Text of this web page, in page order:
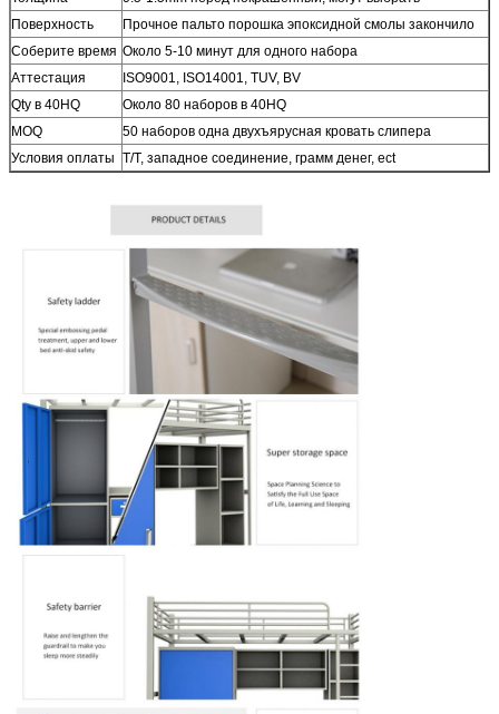
Поверхность
Прочное пальто порошка эпоксидной смолы закончило
Соберите время Около 5-10 минут для одного набора
Аттестация
ISO9001, ISO14001, TUV, BV
Qty в 40HQ
Около 80 наборов в 40HQ
MOQ
50 наборов одна двухъярусная кровать слипера
Условия оплаты T/T, западное соединение, грамм денег, ect
Qingdao, Китай, или подгонянный